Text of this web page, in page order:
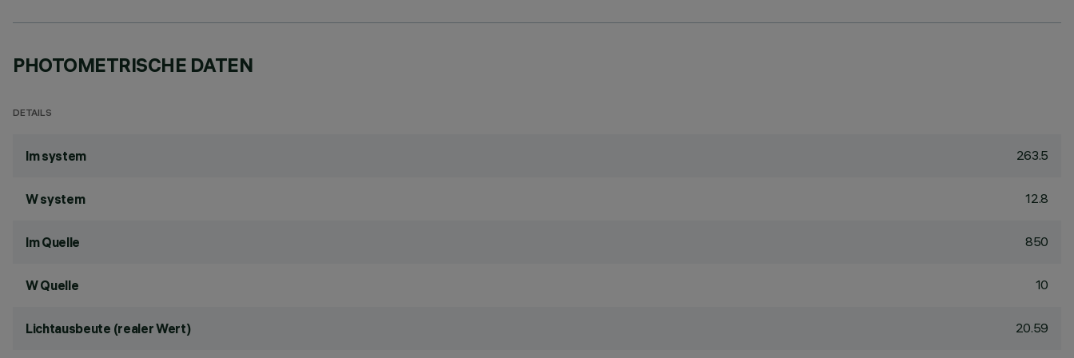
PHOTOMETRISCHE DATEN
DETAILS
lm system 263.5
W system 12.8
lm Quelle 850
W Quelle 10
Lichtausbeute (realer Wert) 20.59